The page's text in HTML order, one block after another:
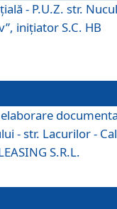
- P.U.Z. str.
iniţiator S.C. HB
- str. Lacurilor -
S.R.L.